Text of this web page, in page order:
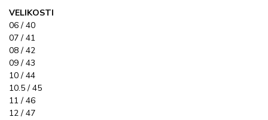
VELIKOSTI
06 / 40
07 / 41
08 / 42
09 / 43
10 / 44
10.5 / 45
11 / 46
12 / 47